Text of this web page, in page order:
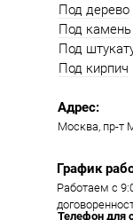
Под дерево
Под камень
Под
Под кирпич
Работаем с
Москва, пр-т
Адрес:
График
Телефон для